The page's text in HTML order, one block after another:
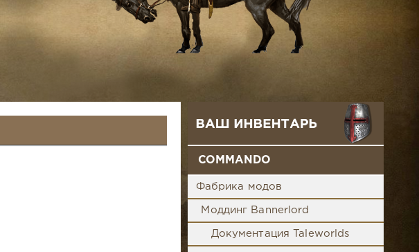
COMMANDO
Фабрика модов
Моддинг Bannerlord
Документация Taleworlds